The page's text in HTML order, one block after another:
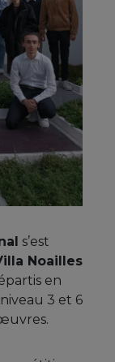
s’est
Noailles
en
3 et 6